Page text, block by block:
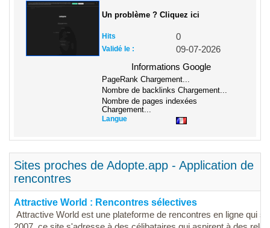
Un problème ? Cliquez ici
Hits 0
Validé le :
09-07-2026
Informations Google
PageRank Chargement...
Nombre de backlinks Chargement...
Nombre de pages indexées
Chargement...
Langue
Sites proches de Adopte.app - Application de
rencontres
Attractive World : Rencontres sélectives
Attractive World est une plateforme de rencontres en ligne qui